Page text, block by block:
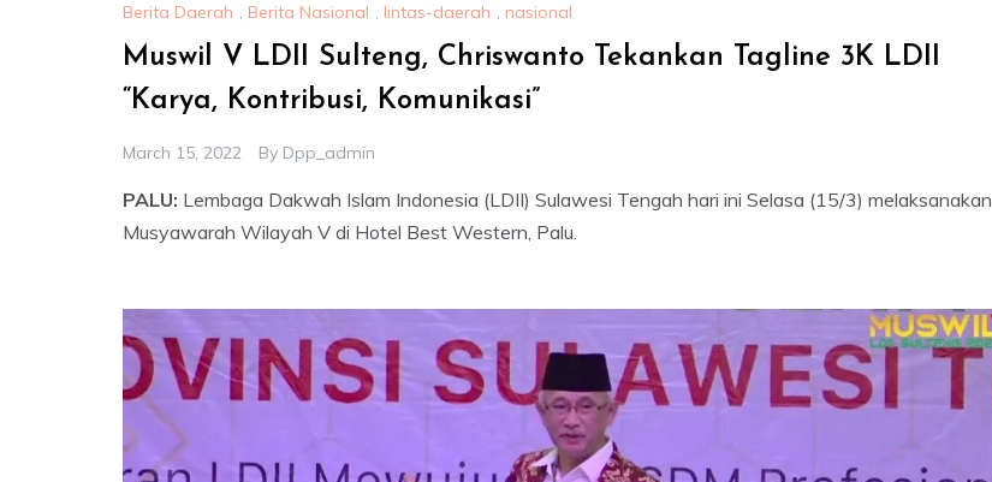
Berita Daerah , Berita Nasional , lintas-daerah , nasional
Muswil V LDII Sulteng, Chriswanto Tekankan Tagline 3K LDII
“Karya, Kontribusi, Komunikasi”
March 15, 2022 By Dpp_admin
PALU: Lembaga Dakwah Islam Indonesia (LDII) Sulawesi Tengah hari ini Selasa (15/3) melaksanakan
Musyawarah Wilayah V di Hotel Best Western, Palu.